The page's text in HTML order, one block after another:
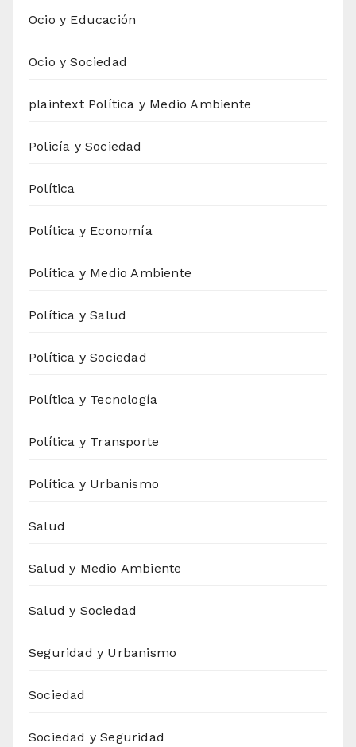
Ocio y Educación
Ocio y Sociedad
plaintext Política y Medio Ambiente
Policía y Sociedad
Política
Política y Economía
Política y Medio Ambiente
Política y Salud
Política y Sociedad
Política y Tecnología
Política y Transporte
Política y Urbanismo
Salud
Salud y Medio Ambiente
Salud y Sociedad
Seguridad y Urbanismo
Sociedad
Sociedad y Seguridad